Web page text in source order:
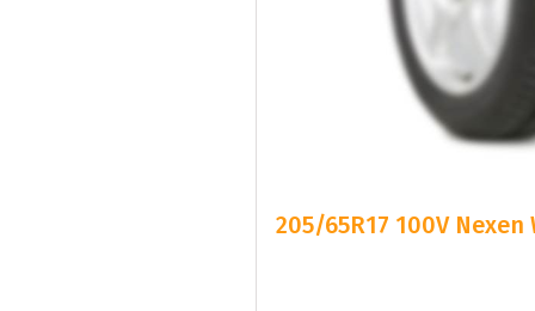
205/65R17 100V Nexen